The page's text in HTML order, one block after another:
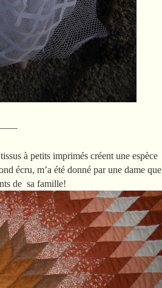
à petits imprimés créent une espèce
écru, m’a été donné par une dame que
de sa famille!